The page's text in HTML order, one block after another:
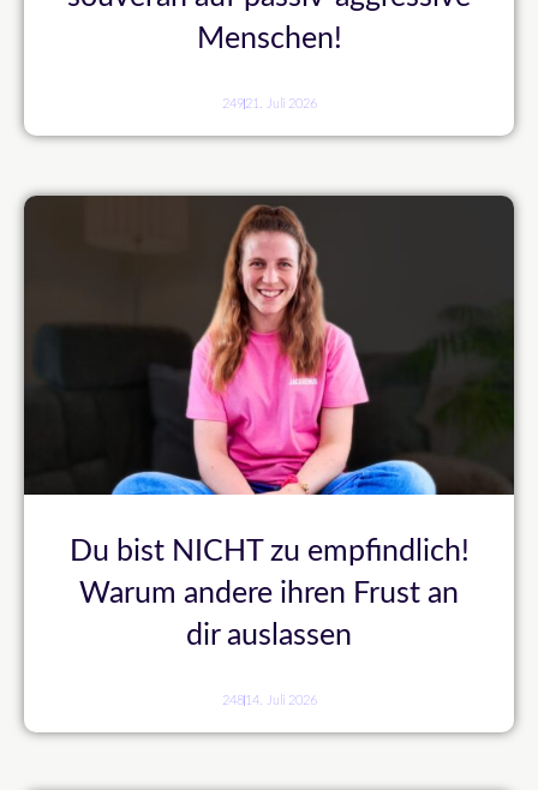
Menschen!
249 21. Juli 2026
Du bist NICHT zu empfindlich!
Warum andere ihren Frust an
dir auslassen
248 14. Juli 2026